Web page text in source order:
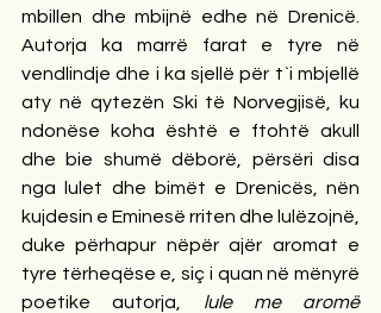
mbillen dhe mbijnë edhe në Drenicë.
Autorja ka marrë farat e tyre në
vendlindje dhe i ka sjellë për t`i mbjellë
aty në qytezën Ski të Norvegjisë, ku
ndonëse koha është e ftohtë akull
dhe bie shumë dëborë, përsëri disa
nga lulet dhe bimët e Drenicës, nën
kujdesin e Eminesë rriten dhe lulëzojnë,
duke përhapur nëpër ajër aromat e
tyre tërheqëse e, siç i quan në mënyrë
poetike autorja, lule me aromë